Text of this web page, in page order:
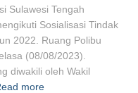
Sulawesi Tengah
Sosialisasi Tindak
2022. Ruang Polibu
(08/08/2023).
diwakili oleh Wakil
more